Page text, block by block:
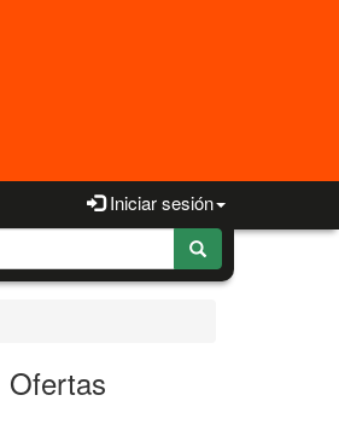
Iniciar sesión
Ofertas